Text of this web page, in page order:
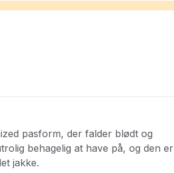
pasform, der falder blødt og
behagelig at have på, og den er
jakke.